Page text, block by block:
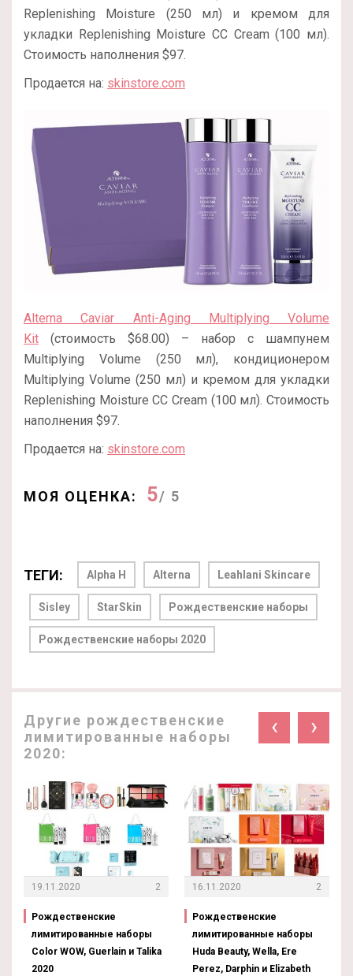
Replenishing Moisture (250 мл) и кремом для
укладки Replenishing Moisture CC Cream (100 мл).
Стоимость наполнения $97.
Продается на: skinstore.com
Alterna Caviar Anti-Aging Multiplying Volume
Kit (стоимость $68.00) – набор с шампунем
Multiplying Volume (250 мл), кондиционером
Multiplying Volume (250 мл) и кремом для укладки
Replenishing Moisture CC Cream (100 мл). Стоимость
наполнения $97.
Продается на: skinstore.com
МОЯ ОЦЕНКА: 5/ 5
ТЕГИ: Alpha H Alterna Leahlani Skincare
Sisley StarSkin Рождественские наборы
Рождественские наборы 2020
Другие рождественские
лимитированные наборы
2020:
‹ ›
19.11.2020 2
Рождественские
лимитированные наборы
Color WOW, Guerlain и Talika
2020
16.11.2020 2
Рождественские
лимитированные наборы
Huda Beauty, Wella, Ere
Perez, Darphin и Elizabeth